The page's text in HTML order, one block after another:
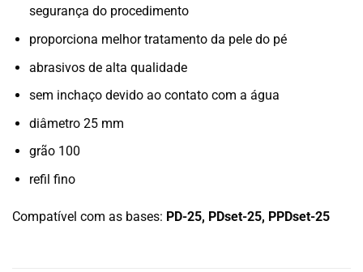
segurança do procedimento
proporciona melhor tratamento da pele do pé
abrasivos de alta qualidade
sem inchaço devido ao contato com a água
diâmetro 25 mm
grão 100
refil fino
Compatível com as bases: PD-25, PDset-25, PPDset-25